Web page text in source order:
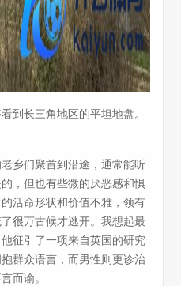
到长三角地区的平坦地盘。
乡们聚首到沿途，通常能听
，但也有些微的厌恶感和惧
活命形状和价值不雅，领有
很万古候才逃开。我想起最
征引了一项来自英国的研究
群众语言，而男性则更诊治
而谕。